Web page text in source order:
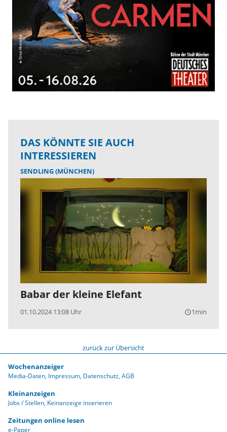
DAS KÖNNTE SIE AUCH
INTERESSIEREN
SENDLING (MÜNCHEN)
Babar der kleine Elefant
01.10.2024 13:08 Uhr query_builder1min
zurück zur Übersicht
Wochenanzeiger
Media-Daten Impressum Datenschutz AGB
Kleinanzeigen
Jobs / Stellen Keinanzeige inserieren
Zeitungen online lesen
e-Paper